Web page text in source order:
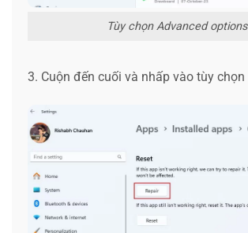
Tùy chọn Advanced options
3. Cuộn đến cuối và nhấp vào tùy chọn